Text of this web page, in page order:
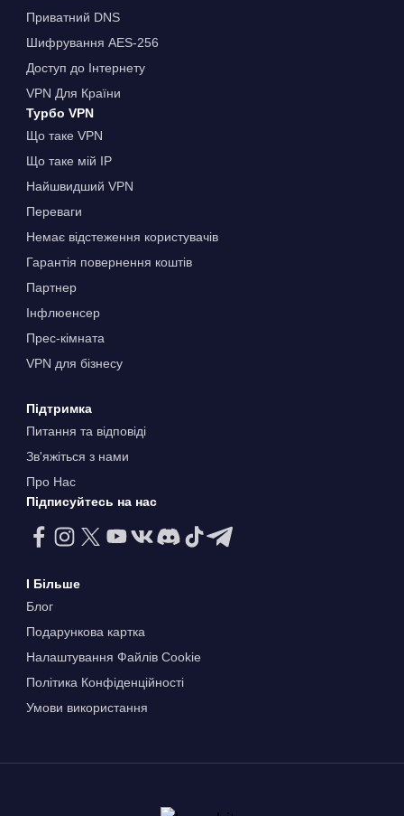
Приватний DNS
Шифрування AES-256
Доступ до Інтернету
VPN Для Країни
Турбо VPN
Що таке VPN
Що таке мій IP
Найшвидший VPN
Переваги
Немає відстеження користувачів
Гарантія повернення коштів
Партнер
Інфлюенсер
Прес-кімната
VPN для бізнесу
Підтримка
Питання та відповіді
Зв'яжіться з нами
Про Нас
Підписуйтесь на нас
І Більше
Блог
Подарункова картка
Налаштування Файлів Сookie
Політика Конфіденційності
Умови використання